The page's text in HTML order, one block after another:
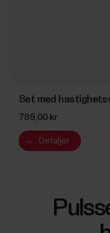
Set med
799,00 kr
→ Detaljer